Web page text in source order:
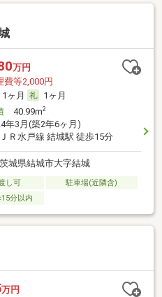
万円
費等2,000円
1ヶ月
1ヶ月
40.99m2
年3月(築2年6ヶ月)
ＪＲ水戸線 結城駅 徒歩15分
茨城県結城市大字結城
し可
駐車場(近隣含)
分以内
万円